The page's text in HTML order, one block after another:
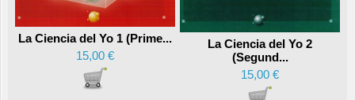
La Ciencia del Yo 1 (Prime...
15,00 €
La Ciencia del Yo 2
(Segund...
15,00 €